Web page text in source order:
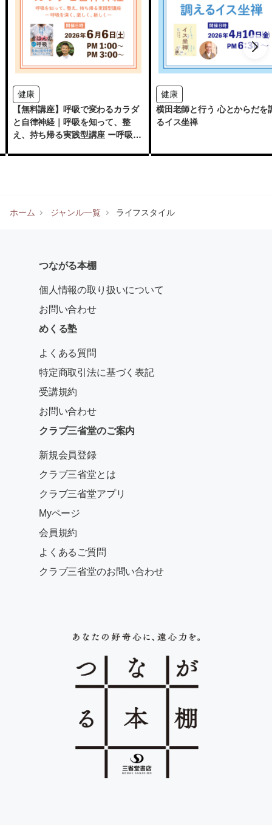
健康
【無料講座】呼吸で変わるカラダ
と自律神経｜呼吸を知って、整
え、持ち帰る実践型講座 ー呼吸を
健康
横田老師と行う 心とからだを
るイス坐禅
ホーム ジャンル一覧 ライフスタイル
つながる本棚
個人情報の取り扱いについて
お問い合わせ
めくる塾
よくある質問
特定商取引法に基づく表記
受講規約
お問い合わせ
クラブ三省堂のご案内
新規会員登録
クラブ三省堂とは
クラブ三省堂アプリ
Myページ
会員規約
よくあるご質問
クラブ三省堂のお問い合わせ